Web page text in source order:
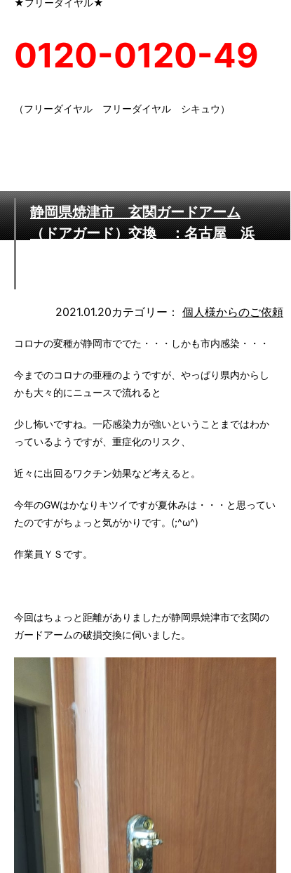
0120-0120-49
（フリーダイヤル フリーダイヤル シキュウ）
静岡県焼津市 玄関ガードアーム
（ドアガード）交換 ：名古屋 浜
2021.01.20カテゴリー： 個人様からのご依頼
コロナの変種が静岡市ででた・・・しかも市内感染・・・
今までのコロナの亜種のようですが、やっぱり県内からし
かも大々的にニュースで流れると
少し怖いですね。一応感染力が強いということまではわか
っているようですが、重症化のリスク、
近々に出回るワクチン効果など考えると。
今年のGWはかなりキツイですが夏休みは・・・と思ってい
たのですがちょっと気がかりです。(;^ω^)
作業員ＹＳです。
今回はちょっと距離がありましたが静岡県焼津市で玄関の
ガードアームの破損交換に伺いました。